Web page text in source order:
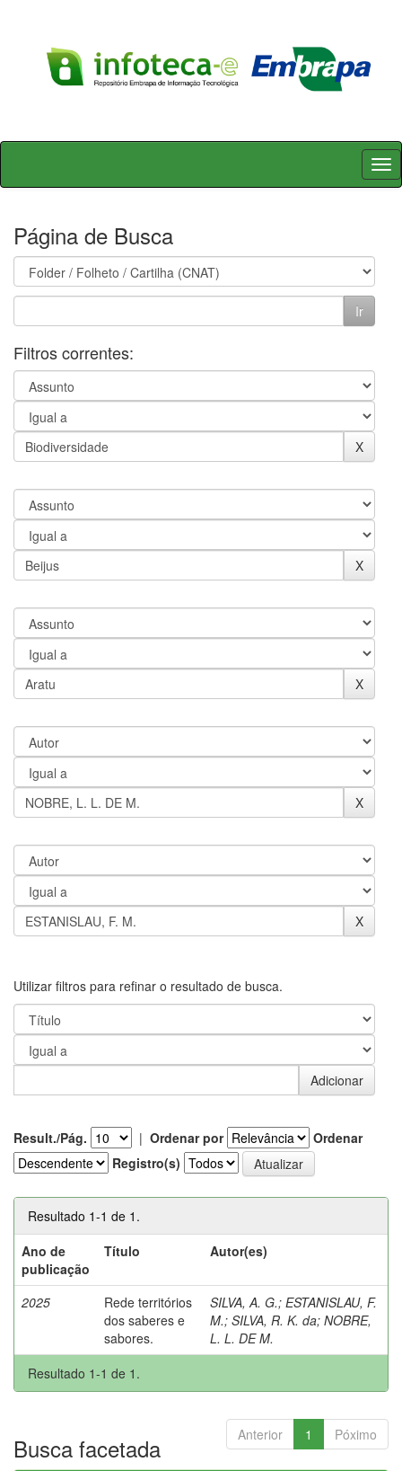
Skip
Página de Busca
Filtros correntes:
Utilizar filtros para refinar o resultado de busca.
Result./Pág. | Ordenar por
Ordenar
Registro(s)
Resultado 1-1 de 1.
Ano de
publicação
Título Autor(es)
2025
Rede territórios
dos saberes e
sabores.
SILVA, A. G.; ESTANISLAU, F.
M.; SILVA, R. K. da; NOBRE,
L. L. DE M.
Resultado 1-1 de 1.
Anterior 1 Póximo
Busca facetada